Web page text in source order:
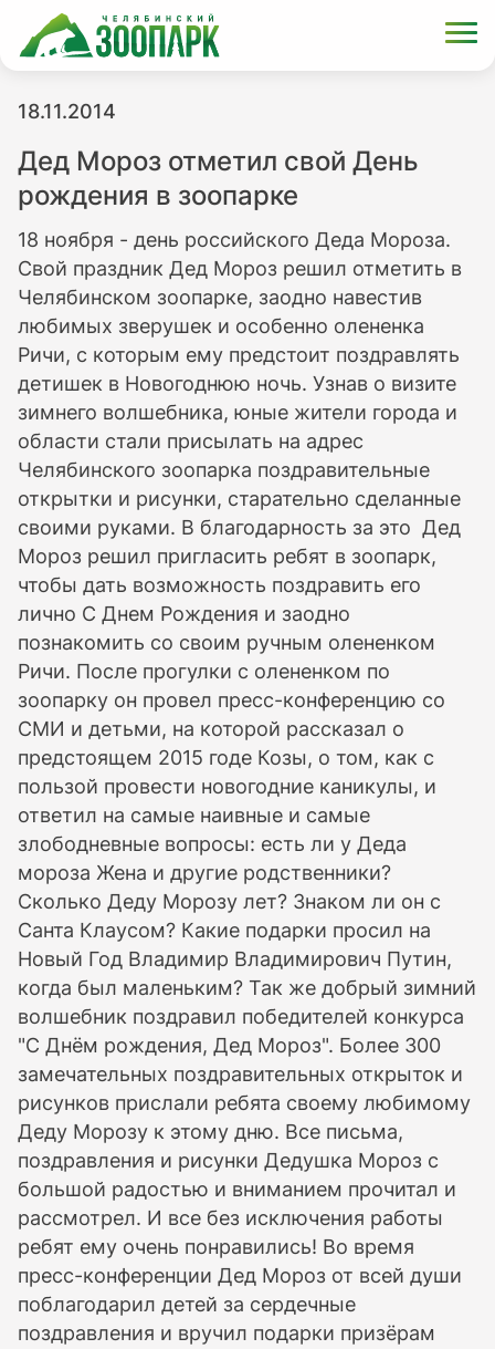
18.11.2014
Дед Мороз отметил свой День
рождения в зоопарке
18 ноября - день российского Деда Мороза.
Свой праздник Дед Мороз решил отметить в
Челябинском зоопарке, заодно навестив
любимых зверушек и особенно олененка
Ричи, с которым ему предстоит поздравлять
детишек в Новогоднюю ночь. Узнав о визите
зимнего волшебника, юные жители города и
области стали присылать на адрес
Челябинского зоопарка поздравительные
открытки и рисунки, старательно сделанные
своими руками. В благодарность за это Дед
Мороз решил пригласить ребят в зоопарк,
чтобы дать возможность поздравить его
лично С Днем Рождения и заодно
познакомить со своим ручным олененком
Ричи. После прогулки с олененком по
зоопарку он провел пресс-конференцию со
СМИ и детьми, на которой рассказал о
предстоящем 2015 годе Козы, о том, как с
пользой провести новогодние каникулы, и
ответил на самые наивные и самые
злободневные вопросы: есть ли у Деда
мороза Жена и другие родственники?
Сколько Деду Морозу лет? Знаком ли он с
Санта Клаусом? Какие подарки просил на
Новый Год Владимир Владимирович Путин,
когда был маленьким? Так же добрый зимний
волшебник поздравил победителей конкурса
"С Днём рождения, Дед Мороз". Более 300
замечательных поздравительных открыток и
рисунков прислали ребята своему любимому
Деду Морозу к этому дню. Все письма,
поздравления и рисунки Дедушка Мороз с
большой радостью и вниманием прочитал и
рассмотрел. И все без исключения работы
ребят ему очень понравились! Во время
пресс-конференции Дед Мороз от всей души
поблагодарил детей за сердечные
поздравления и вручил подарки призёрам